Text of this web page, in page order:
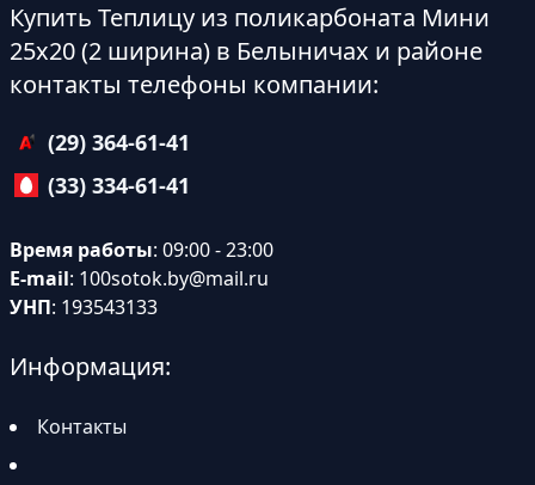
Купить Теплицу из поликарбоната Мини
25х20 (2 ширина) в Белыничах и районе
контакты телефоны компании:
(29) 364-61-41
(33) 334-61-41
Время работы: 09:00 - 23:00
E-mail: 100sotok.by@mail.ru
УНП: 193543133
Информация:
Контакты